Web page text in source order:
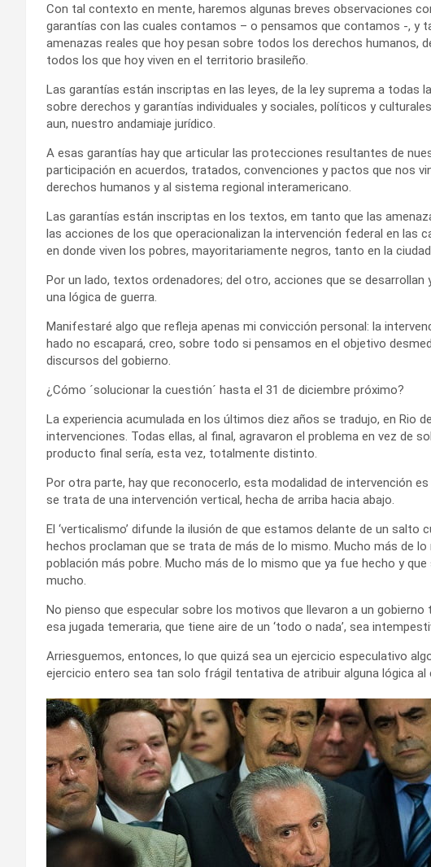
Con tal contexto en mente, haremos algunas breves observaciones
garantías con las cuales contamos – o pensamos que contamos -, y
amenazas reales que hoy pesan sobre todos los derechos humanos,
todos los que hoy viven en el territorio brasileño.
Las garantías están inscriptas en las leyes, de la ley suprema a todas
sobre derechos y garantías individuales y sociales, políticos y
aun, nuestro andamiaje jurídico.
A esas garantías hay que articular las protecciones resultantes de
participación en acuerdos, tratados, convenciones y pactos que nos
derechos humanos y al sistema regional interamericano.
Las garantías están inscriptas en los textos, em tanto que las
las acciones de los que operacionalizan la intervención federal en las
en donde viven los pobres, mayoritariamente negros, tanto en la
Por un lado, textos ordenadores; del otro, acciones que se desarrollan
una lógica de guerra.
Manifestaré algo que refleja apenas mi convicción personal: la
hado no escapará, creo, sobre todo si pensamos en el objetivo
discursos del gobierno.
¿Cómo ´solucionar la cuestión´ hasta el 31 de diciembre próximo?
La experiencia acumulada en los últimos diez años se tradujo, en Rio
intervenciones. Todas ellas, al final, agravaron el problema en vez de
producto final sería, esta vez, totalmente distinto.
Por otra parte, hay que reconocerlo, esta modalidad de intervención
se trata de una intervención vertical, hecha de arriba hacia abajo.
El ‘verticalismo’ difunde la ilusión de que estamos delante de un
hechos proclaman que se trata de más de lo mismo. Mucho más de
población más pobre. Mucho más de lo mismo que ya fue hecho y
mucho.
No pienso que especular sobre los motivos que llevaron a un
esa jugada temeraria, que tiene aire de un ‘todo o nada’, sea
Arriesguemos, entonces, lo que quizá sea un ejercicio especulativo
ejercicio entero sea tan solo frágil tentativa de atribuir alguna lógica al